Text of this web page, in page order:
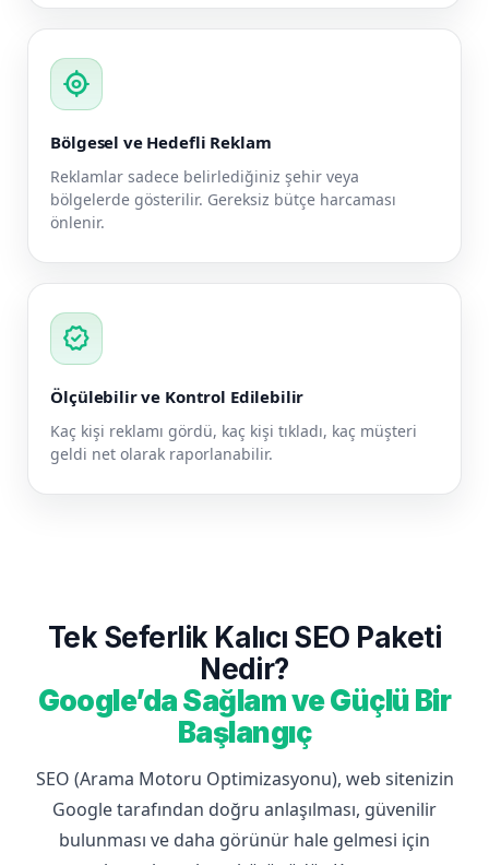
my_location
Bölgesel ve Hedefli Reklam
Reklamlar sadece belirlediğiniz şehir veya
bölgelerde gösterilir. Gereksiz bütçe harcaması
önlenir.
verified
Ölçülebilir ve Kontrol Edilebilir
Kaç kişi reklamı gördü, kaç kişi tıkladı, kaç müşteri
geldi net olarak raporlanabilir.
Tek Seferlik Kalıcı SEO Paketi
Nedir?
Google’da Sağlam ve Güçlü Bir
Başlangıç
SEO (Arama Motoru Optimizasyonu), web sitenizin
Google tarafından doğru anlaşılması, güvenilir
bulunması ve daha görünür hale gelmesi için